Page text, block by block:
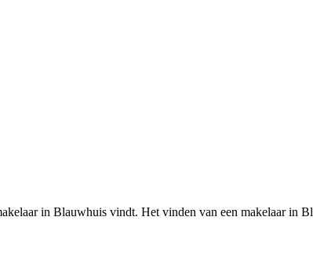
in Blauwhuis vindt. Het vinden van een makelaar in